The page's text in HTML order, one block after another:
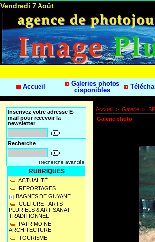
Vendredi 7 Août
Accueil
Galeries photos
disponibles
Inscrivez votre adresse E-
mail pour recevoir la
newsletter
Recherche
Recherche avancée
RUBRIQUES
ACTUALITÉ
REPORTAGES
BAGNES DE GUYANE
CULTURE - ARTS
PLURIELS & ARTISANAT
TRADITIONNEL
PATRIMOINE -
ARCHITECTURE
TOURISME
Accueil > Galerie >
Galerie photo